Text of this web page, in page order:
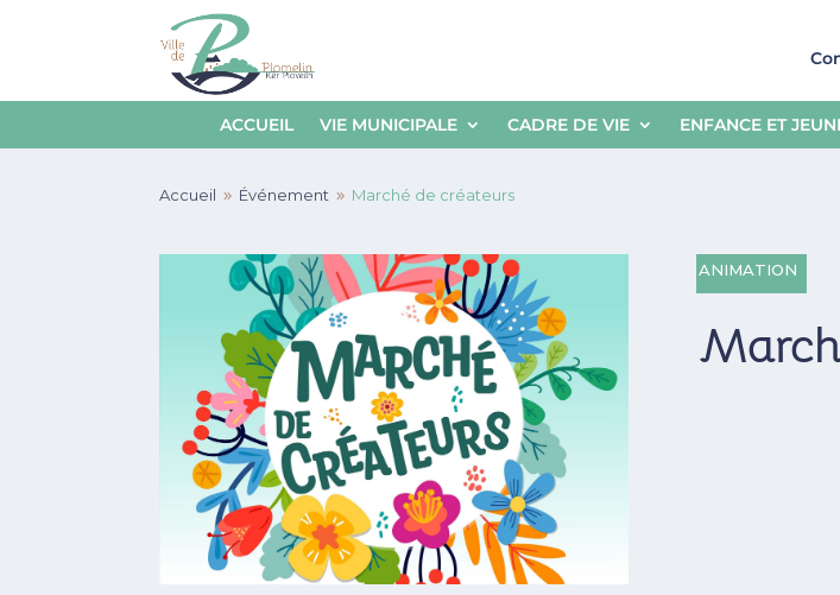
ACCUEIL VIE MUNICIPALE CADRE DE VIE ENFANCE ET
Accueil 9 Événement 9 Marché de créateurs
ANIMATION